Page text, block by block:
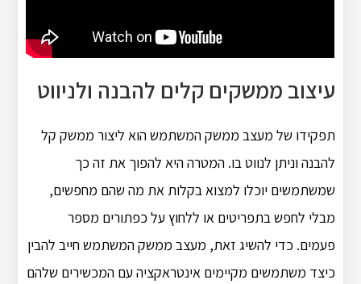
עיצוב ממשקים קלים להבנה ולניווט
תפקידו של מעצב ממשק המשתמש הוא ליצור ממשק קל
להבנה וניתן לנווט בו. המטרה היא להפוך את זה כך
שמשתמשים יוכלו למצוא בקלות את מה שהם מחפשים,
מבלי לחפש בתפריטים או ללחוץ על כפתורים מספר
פעמים. כדי להשיג זאת, מעצב ממשק המשתמש חייב להבין
כיצד משתמשים מקיימים אינטראקציה עם המכשירים שלהם